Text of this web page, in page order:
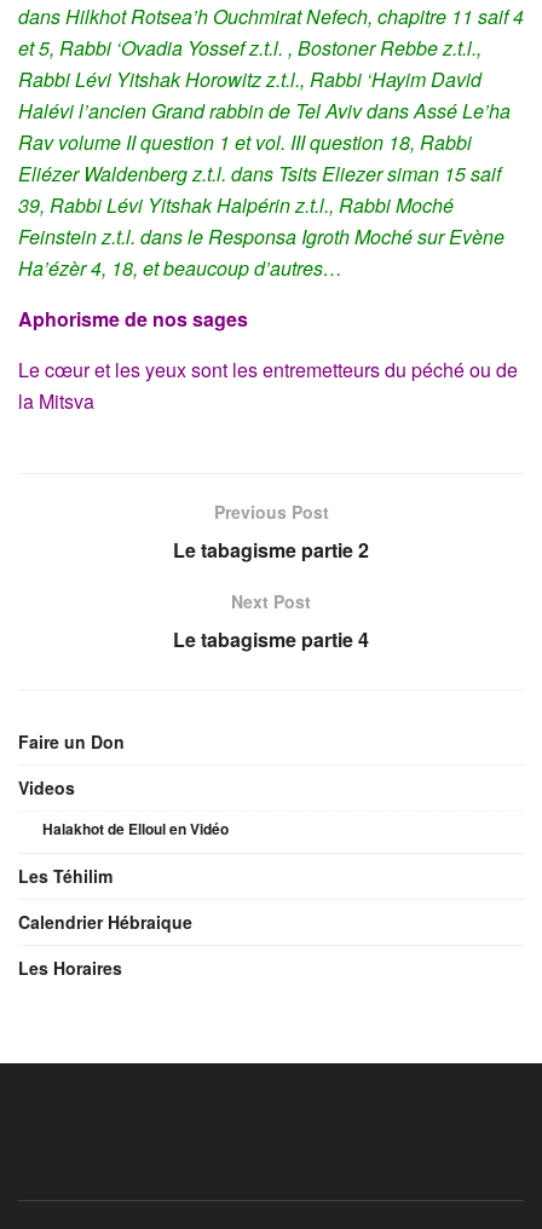
dans Hilkhot Rotsea’h Ouchmirat Nefech, chapitre 11 saif 4
et 5, Rabbi ‘Ovadia Yossef z.t.l. , Bostoner Rebbe z.t.l.,
Rabbi Lévi Yitshak Horowitz z.t.l., Rabbi ‘Hayim David
Halévi l’ancien Grand rabbin de Tel Aviv dans Assé Le’ha
Rav volume II question 1 et vol. III question 18, Rabbi
Eliézer Waldenberg z.t.l. dans Tsits Eliezer siman 15 saif
39, Rabbi Lévi Yitshak Halpérin z.t.l., Rabbi Moché
Feinstein z.t.l. dans le Responsa Igroth Moché sur Evène
Ha’ézèr 4, 18, et beaucoup d’autres…
Aphorisme de nos sages
Le cœur et les yeux sont les entremetteurs du péché ou de
la Mitsva
Previous Post
Le tabagisme partie 2
Next Post
Le tabagisme partie 4
Faire un Don
Videos
Halakhot de Elloul en Vidéo
Les Téhilim
Calendrier Hébraique
Les Horaires